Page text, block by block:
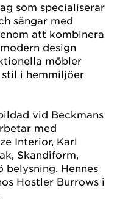
som specialiserar
sängar med
att kombinera
design
möbler
i hemmiljöer
vid Beckmans
med
Interior, Karl
Skandiform,
belysning. Hennes
Hostler Burrows i